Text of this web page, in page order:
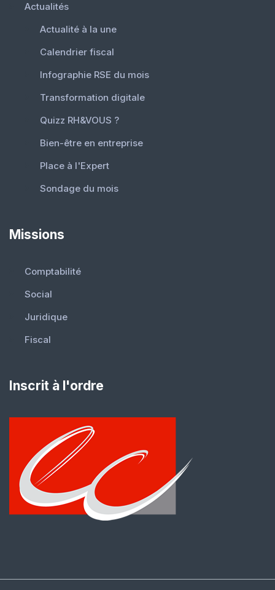
Actualités
Actualité à la une
Calendrier fiscal
Infographie RSE du mois
Transformation digitale
Quizz RH&VOUS ?
Bien-être en entreprise
Place à l'Expert
Sondage du mois
Missions
Comptabilité
Social
Juridique
Fiscal
Inscrit à l'ordre